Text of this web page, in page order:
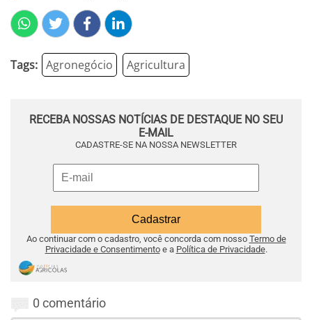
Tags: Agronegócio Agricultura
RECEBA NOSSAS NOTÍCIAS DE DESTAQUE NO SEU
E-MAIL
CADASTRE-SE NA NOSSA NEWSLETTER
Ao continuar com o cadastro, você concorda com nosso Termo de
Privacidade e Consentimentoe a Política de Privacidade.
0 comentário